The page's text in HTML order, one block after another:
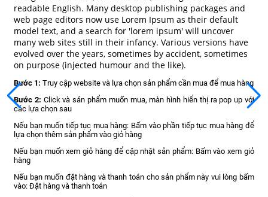
readable English. Many desktop publishing packages and
web page editors now use Lorem Ipsum as their default
model text, and a search for 'lorem ipsum' will uncover
many web sites still in their infancy. Various versions have
evolved over the years, sometimes by accident, sometimes
on purpose (injected humour and the like).
Bước 1: Truy cập website và lựa chọn sản phẩm cần mua để mua hàng
Bước 2: Click và sản phẩm muốn mua, màn hình hiển thị ra pop up với
các lựa chọn sau
Nếu bạn muốn tiếp tục mua hàng: Bấm vào phần tiếp tục mua hàng để
lựa chọn thêm sản phẩm vào giỏ hàng
Nếu bạn muốn xem giỏ hàng để cập nhật sản phẩm: Bấm vào xem giỏ
hàng
Nếu bạn muốn đặt hàng và thanh toán cho sản phẩm này vui lòng bấm
vào: Đặt hàng và thanh toán